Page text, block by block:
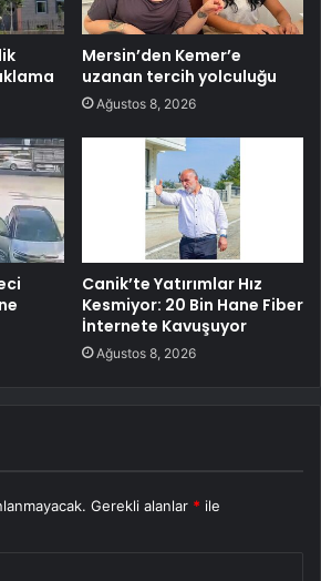
Mersin’den Kemer’e
uzanan tercih yolculuğu
Ağustos 8, 2026
Canik’te Yatırımlar Hız
Kesmiyor: 20 Bin Hane Fiber
İnternete Kavuşuyor
Ağustos 8, 2026
Gerekli alanlar * ile